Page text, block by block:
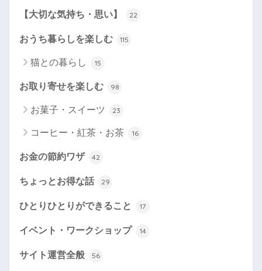
【大切な気持ち・思い】 22
おうち暮らしを楽しむ 115
猫との暮らし 15
お取り寄せを楽しむ 98
お菓子・スイーツ 23
コーヒー・紅茶・お茶 16
お金の節約ワザ 42
ちょっとお得な話 29
ひとりひとりができること 17
イベント・ワークショップ 14
サイト運営全般 56